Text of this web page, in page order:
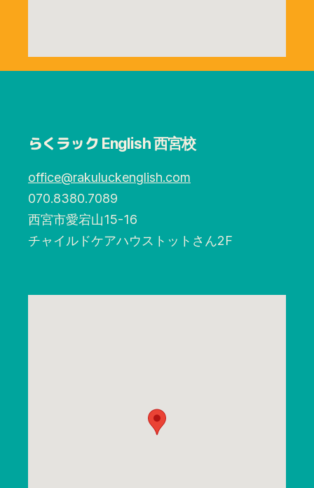
らくラック English 西宮校
office@rakuluckenglish.com
070.8380.7089
西宮市愛宕山15-16
チャイルドケアハウストットさん2F